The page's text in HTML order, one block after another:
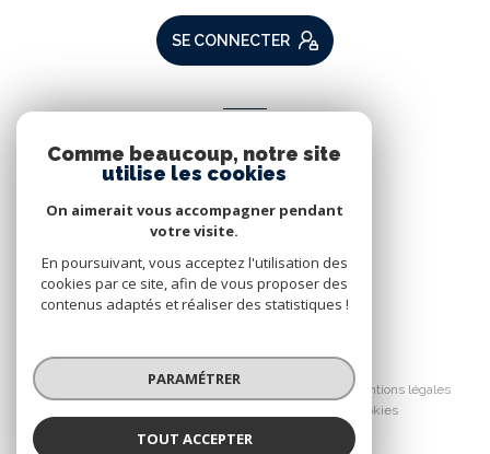
SE CONNECTER
Nous adhérons
© 2026 | Tous droits réservés
Mentions légales
Cookies
Comme beaucoup, notre site
utilise les cookies
On aimerait vous accompagner pendant
votre visite.
En poursuivant, vous acceptez l'utilisation des
cookies par ce site, afin de vous proposer des
contenus adaptés et réaliser des statistiques !
PARAMÉTRER
TOUT ACCEPTER